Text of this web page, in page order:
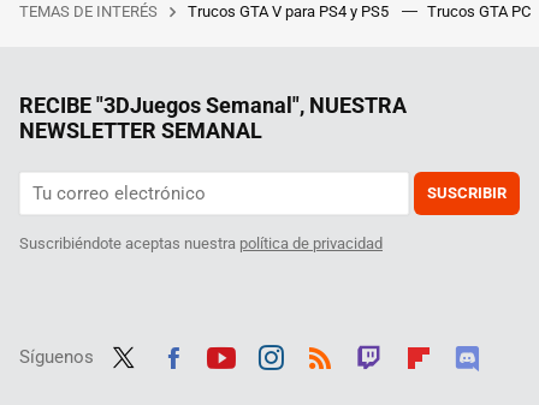
TEMAS DE INTERÉS Trucos GTA V para PS4 y PS5 Trucos GTA PC
RECIBE "3DJuegos Semanal", NUESTRA
NEWSLETTER SEMANAL
SUSCRIBIR
Suscribiéndote aceptas nuestra política de privacidad
Síguenos